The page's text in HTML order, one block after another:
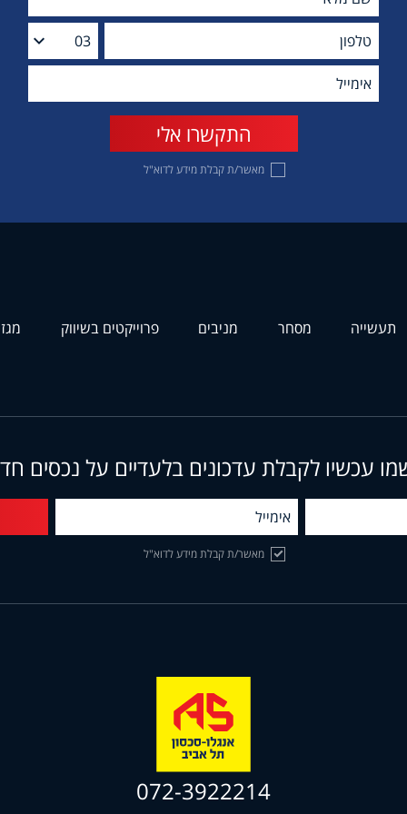
מאשר/ת קבלת מידע לדוא"ל
תעשייה מסחר מניבים פרוייקטים בשיווק
עכשיו לקבלת עדכונים בלעדיים על נכסים
מאשר/ת קבלת מידע לדוא"ל
072-3922214